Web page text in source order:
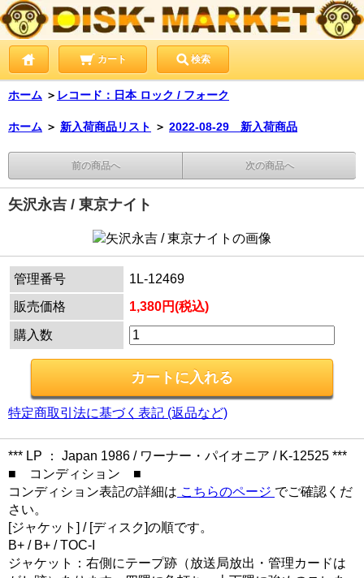
カート 検索
ホーム ＞ レコード：日本 ロック / フォーク
ホーム ＞ 新入荷商品リスト ＞ 2022-08-29 新入荷商品
前の商品へ 次の商品へ
矢沢永吉 / 東京ナイト
管理番号
1L-12469
販売価格
1,380円(税込)
購入数
特定商取引法に基づく表記 (返品など)
*** LP ： Japan 1986 / ワーナー・パイオニア / K-12525 ***
■ コンディション ■
コンディション表記の詳細は こちらのページ でご確認くだ
さい。
[ジャケット] / [ディスク]の順です。
B+ / B+ / TOC-I
ジャケット：右側にテープ跡（放送局放出・管理カードは